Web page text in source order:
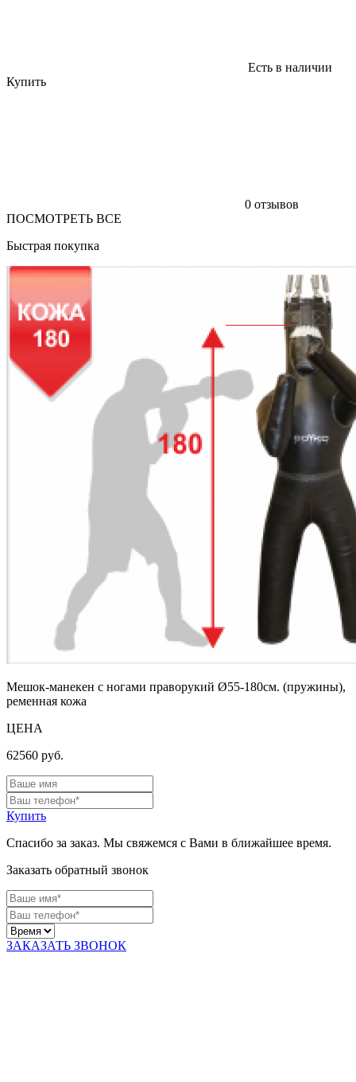
Есть в наличии
Купить
0 отзывов
ПОСМОТРЕТЬ ВСЕ
Быстрая покупка
Мешок-манекен с ногами праворукий Ø55-180см. (пружины),
ременная кожа
ЦЕНА
62560 руб.
Купить
Спасибо за заказ. Мы свяжемся с Вами в ближайшее время.
Заказать обратный звонок
ЗАКАЗАТЬ ЗВОНОК